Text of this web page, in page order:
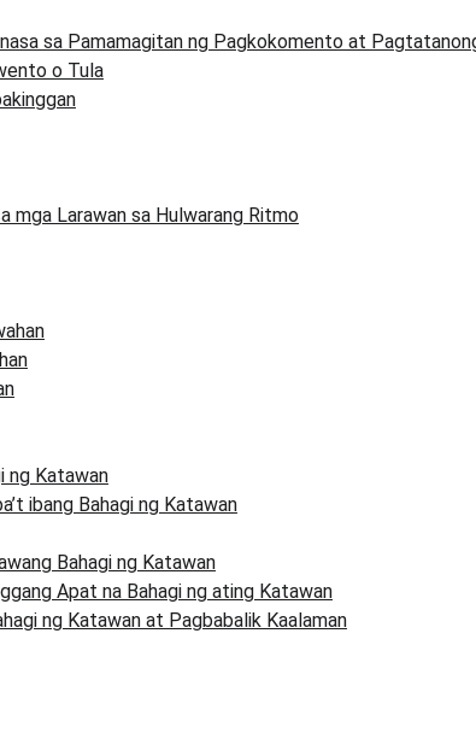
sa Pamamagitan ng Pagkokomento at
o Tula
mga Larawan sa Hulwarang Ritmo
ng Katawan
ibang Bahagi ng Katawan
Bahagi ng Katawan
Apat na Bahagi ng ating Katawan
ng Katawan at Pagbabalik Kaalaman